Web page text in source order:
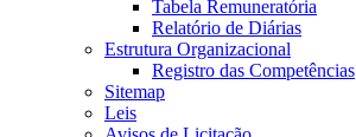
Tabela Remuneratória
Relatório de Diárias
Estrutura Organizacional
Registro das Competências
Sitemap
Leis